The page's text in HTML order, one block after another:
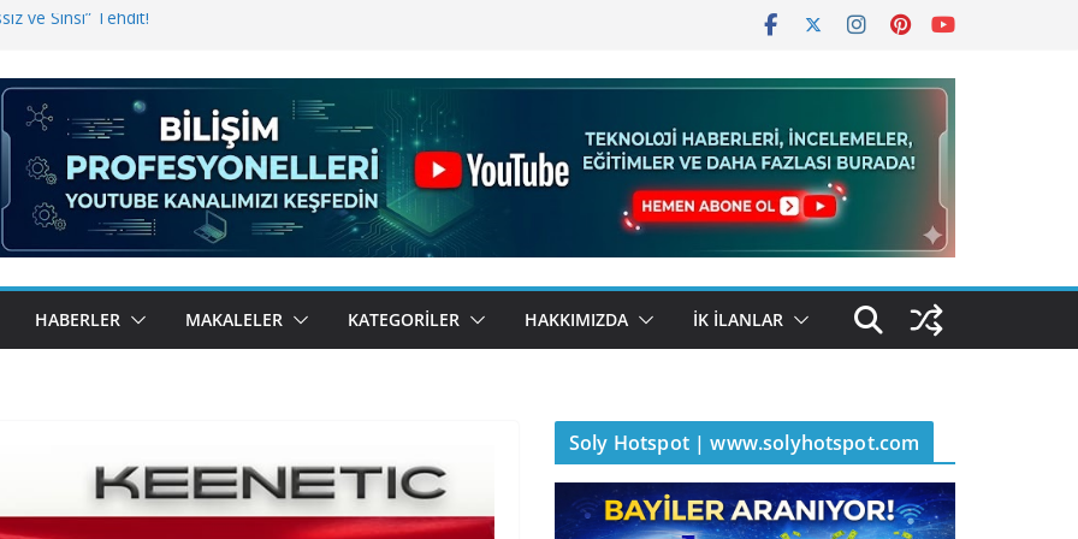
ve Sinsi” Tehdit!
Bugün BulutTahsilat’ta
Kemal Oral Tüm Sorularımızı
HABERLER MAKALELER KATEGORILER HAKKIMIZDA İK İLANLAR
Soly Hotspot | www.solyhotspot.com